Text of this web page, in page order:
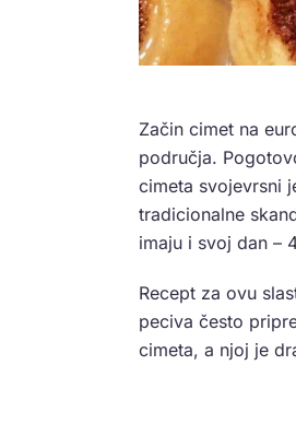
Začin cimet na
područja.
cimeta svojevrsni
tradicionalne
imaju i svoj dan –
Recept za ovu
peciva često
cimeta, a njoj je